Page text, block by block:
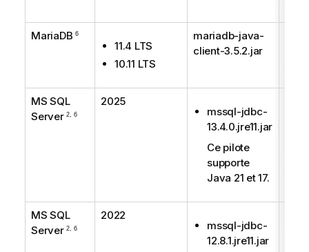
MariaDB 6
11.4 LTS
10.11 LTS
mariadb-java-
client-3.5.2.jar
MS SQL
Server2, 6
2025
mssql-jdbc-
13.4.0.jre11.jar
Ce pilote
supporte
Java 21 et 17.
MS SQL
Server2, 6
2022
mssql-jdbc-
12.8.1.jre11.jar